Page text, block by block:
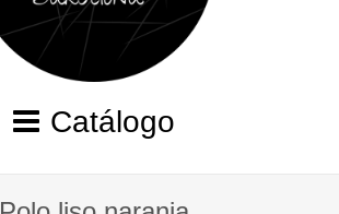
Catálogo